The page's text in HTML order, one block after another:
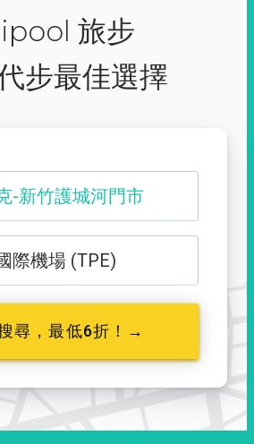
旅步
步最佳選擇
山登山口
際機場 (TPE)
尋，最低6折！→